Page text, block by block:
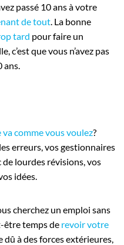
passé 10 ans à votre
de tout. La bonne
tard pour faire un
c’est que vous n’avez pas
ans.
va comme vous voulez?
erreurs, vos gestionnaires
lourdes révisions, vos
idées.
cherchez un emploi sans
être temps de revoir votre
dû à des forces extérieures,